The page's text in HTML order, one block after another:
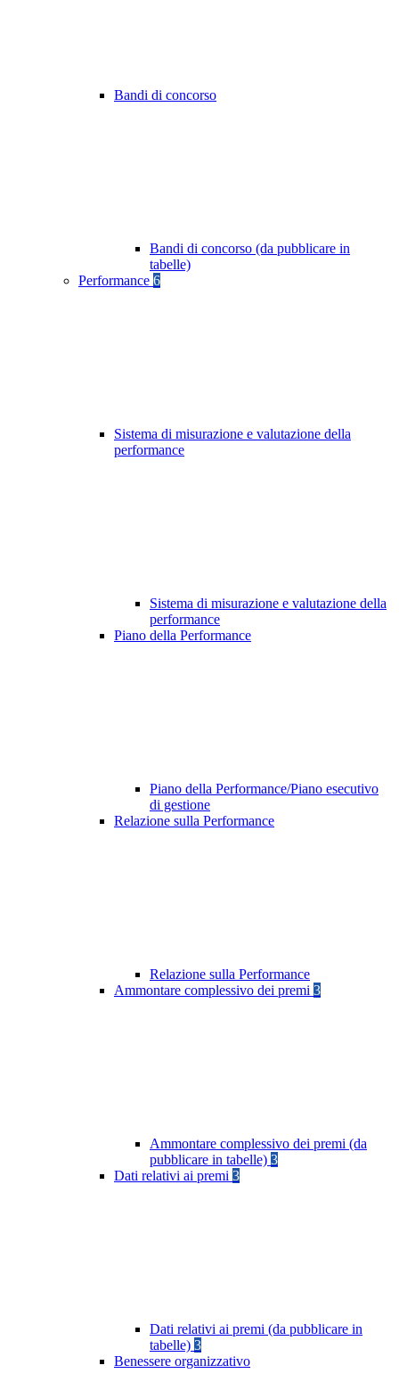
Bandi di concorso
Bandi di concorso (da pubblicare in
tabelle)
Performance 6
Sistema di misurazione e valutazione della
performance
Sistema di misurazione e valutazione della
performance
Piano della Performance
Piano della Performance/Piano esecutivo
di gestione
Relazione sulla Performance
Relazione sulla Performance
Ammontare complessivo dei premi 3
Ammontare complessivo dei premi (da
pubblicare in tabelle) 3
Dati relativi ai premi 3
Dati relativi ai premi (da pubblicare in
tabelle) 3
Benessere organizzativo